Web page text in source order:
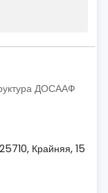
ДОСААФ
Крайняя, 15